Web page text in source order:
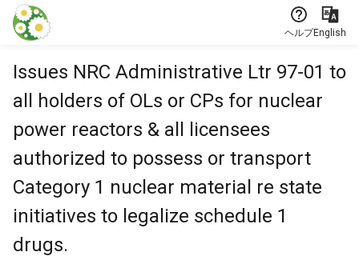
本文に飛ぶ
ヘルプEnglish
Issues NRC Administrative Ltr 97-01 to
all holders of OLs or CPs for nuclear
power reactors & all licensees
authorized to possess or transport
Category 1 nuclear material re state
initiatives to legalize schedule 1
drugs.